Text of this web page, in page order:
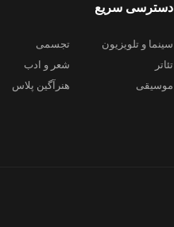
دسترسی سریع
سینما و تلویزیون
تجسمی
تئاتر
شعر و ادب
موسیقی
هنرآگین پلاس